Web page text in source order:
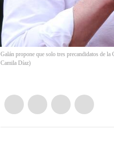
Galán propone que solo tres precandidatos de
Camila Díaz)